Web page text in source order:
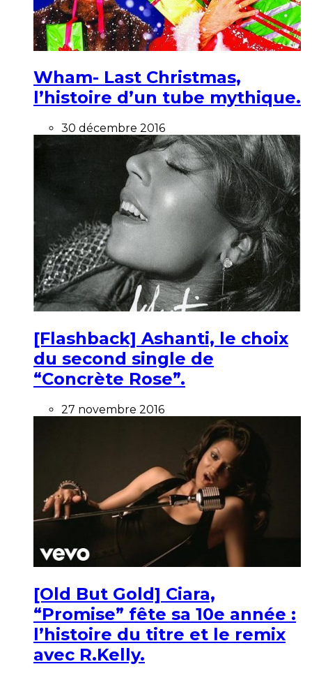
Wham- Last Christmas,
l’histoire d’un tube mythique.
30 décembre 2016
[Flashback] Ashanti, le choix
du second single de
“Concrète Rose”.
27 novembre 2016
[Old But Gold] Ciara,
“Promise” fête sa 10e année :
l’histoire du titre et le remix
avec R.Kelly.